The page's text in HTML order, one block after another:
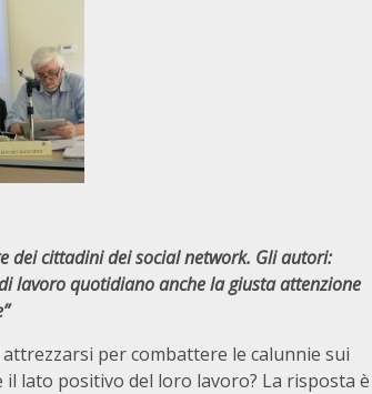
dei cittadini dei social network. Gli autori:
lavoro quotidiano anche la giusta attenzione
per combattere le calunnie sui
lato positivo del loro lavoro? La risposta è